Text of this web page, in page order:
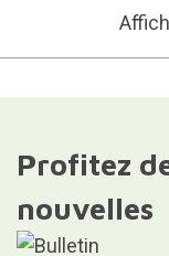
Profitez
nouvelles